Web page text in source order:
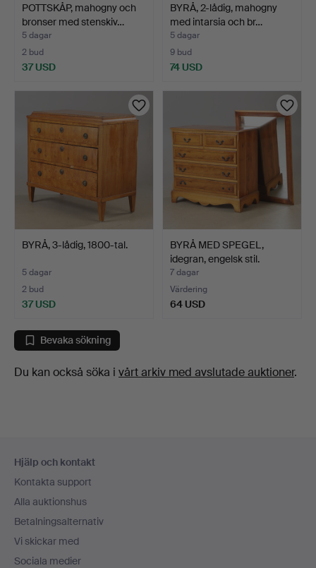
POTTSKÅP, mahogny och
bronser med stenskiv…
5 dagar
2 bud
37 USD
BYRÅ, 2-lådig, mahogny
med intarsia och br…
5 dagar
9 bud
74 USD
BYRÅ, 3-lådig, 1800-tal.
5 dagar
2 bud
37 USD
BYRÅ MED SPEGEL,
idegran, engelsk stil.
7 dagar
Värdering
64 USD
Bevaka sökning
Du kan också söka i vårt arkiv med avslutade auktioner.
Hjälp och kontakt
Kontakta support
Alla auktionshus
Betalningsalternativ
Vi skickar med
Sociala medier